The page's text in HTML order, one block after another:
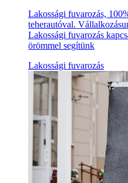
Lakossági fuvarozás,
teherautóval.
Lakossági fuvarozás
örömmel segítünk
Lakossági fuvarozás